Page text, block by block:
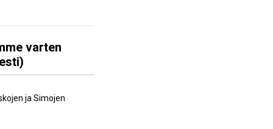
varten
ja Simojen